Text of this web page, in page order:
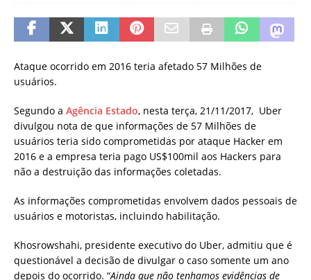
Ataque ocorrido em 2016 teria afetado 57 Milhões de
usuários.
Segundo a Agência Estado, nesta terça, 21/11/2017, Uber
divulgou nota de que informações de 57 Milhões de
usuários teria sido comprometidas por ataque Hacker em
2016 e a empresa teria pago US$100mil aos Hackers para
não a destruição das informações coletadas.
As informações comprometidas envolvem dados pessoais de
usuários e motoristas, incluindo habilitação.
Khosrowshahi, presidente executivo do Uber, admitiu que é
questionável a decisão de divulgar o caso somente um ano
depois do ocorrido. “Ainda que não tenhamos evidências de